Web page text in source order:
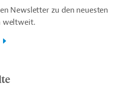
Newsletter zu den neuesten
weltweit.